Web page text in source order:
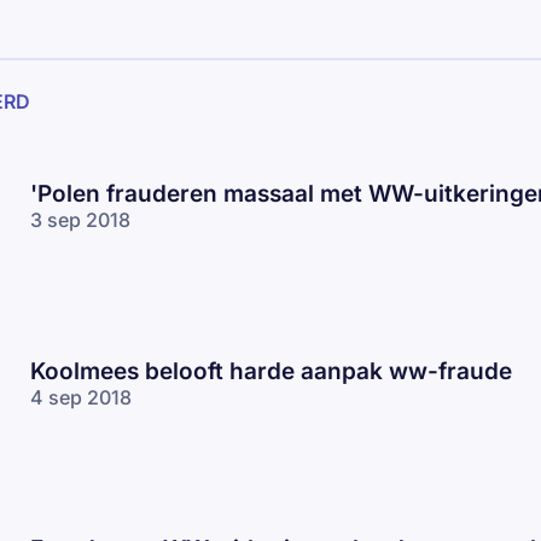
'Polen frauderen massaal met WW-
3 sep 2018
Koolmees belooft harde aanpak ww-fraude
4 sep 2018